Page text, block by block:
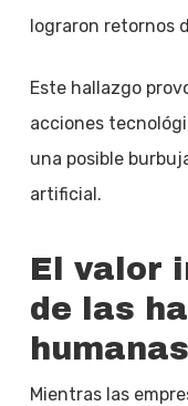
lograron retornos
Este hallazgo
acciones
una posible
artificial.
El valor
de las
humanas
Mientras las